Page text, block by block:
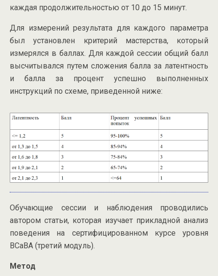
каждая продолжительностью от 10 до 15 минут.
Для измерений результата для каждого параметра
был установлен критерий мастерства, который
измерялся в баллах. Для каждой сессии общий балл
высчитывался путем сложения балла за латентность
и балла за процент успешно выполненных
инструкций по схеме, приведенной ниже:
Обучающие сессии и наблюдения проводились
автором статьи, которая изучает прикладной анализ
поведения на сертифицированном курсе уровня
BCaBA (третий модуль).
Метод